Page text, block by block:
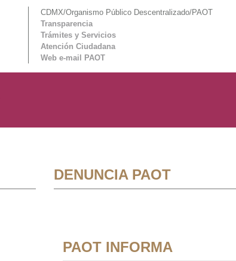
CDMX/Organismo Público Descentralizado/PAOT
Transparencia
Trámites y Servicios
Atención Ciudadana
Web e-mail PAOT
DENUNCIA PAOT
PAOT INFORMA